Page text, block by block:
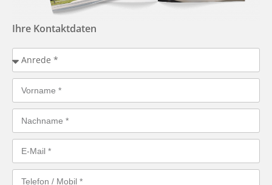
Ihre Kontaktdaten